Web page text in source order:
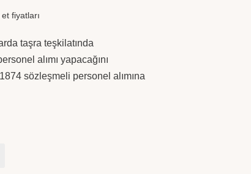
fiyatları
taşra teşkilatında
alımı yapacağını
sözleşmeli personel alımına